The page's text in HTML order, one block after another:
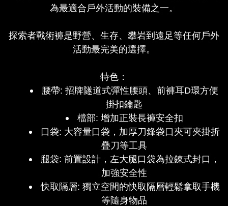
為最適合戶外活動的裝備之一。
探索者戰術褲是野營、生存、攀岩到遠足等任何戶外
活動最完美的選擇。
特色：
腰帶: 招牌隧道式彈性腰頭、前褲耳D環方便
掛扣鑰匙
檔部: 增加正裝長褲安全扣
口袋: 大容量口袋，加厚刀鋒袋口夾可夾掛折
疊刀等工具
腿袋: 前置設計，左大腿口袋為拉鍊式封口，
加強安全性
快取隔層: 獨立空間的快取隔層輕鬆拿取手機
等隨身物品